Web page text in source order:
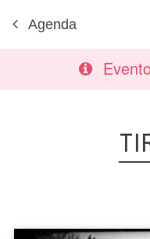
Agenda